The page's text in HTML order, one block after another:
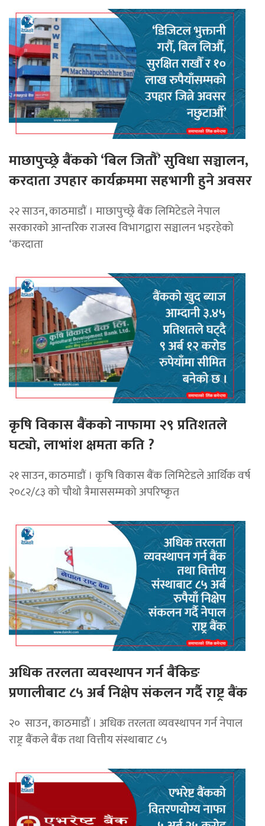
माछापुच्छ्रे बैंकको ‘बिल जितौँ’ सुविधा सञ्चालन,
करदाता उपहार कार्यक्रममा सहभागी हुने अवसर
२२ साउन, काठमाडाैं । माछापुच्छ्रे बैंक लिमिटेडले नेपाल
सरकारको आन्तरिक राजस्व विभागद्वारा सञ्चालन भइरहेको
‘करदाता
कृषि विकास बैंकको नाफामा २९ प्रतिशतले
घट्यो, लाभांश क्षमता कति ?
२१ साउन, काठमाडाैं । कृषि विकास बैंक लिमिटेडले आर्थिक वर्ष
२०८२/८३ को चौथो त्रैमाससम्मको अपरिष्कृत
अधिक तरलता व्यवस्थापन गर्न बैंकिङ
प्रणालीबाट ८५ अर्ब निक्षेप संकलन गर्दै राष्ट्र बैंक
२० साउन, काठमाडौं । अधिक तरलता व्यवस्थापन गर्न नेपाल
राष्ट्र बैंकले बैंक तथा वित्तीय संस्थाबाट ८५